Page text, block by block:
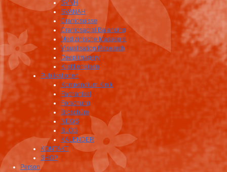
SVNH
SVANAH
Craniosuisse
Craniosacral Balancing
Medizinische Masseure
Visualisation Research
Deeplimagery
Krafttierreisen
Publikationen
Kompendium Klnik
Fachartikel
Forschung
Broschüre
NEWS
BLOG
KALENDER
KONTAKT
SHOP
Person